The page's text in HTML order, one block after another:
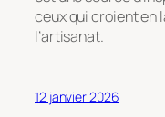
ceux qui croient en
l’artisanat.
12 janvier 2026